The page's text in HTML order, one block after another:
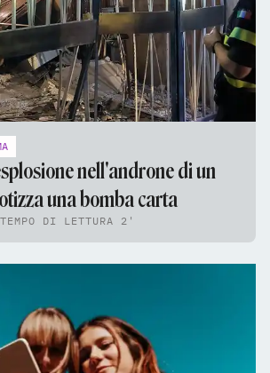
nell'androne di un
una bomba carta
DI LETTURA 2'